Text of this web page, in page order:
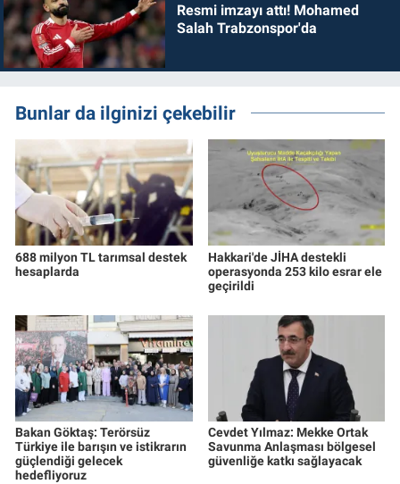
Resmi imzayı attı! Mohamed
Salah Trabzonspor'da
Bunlar da ilginizi çekebilir
688 milyon TL tarımsal destek
hesaplarda
Hakkari'de JİHA destekli
operasyonda 253 kilo esrar ele
geçirildi
Bakan Göktaş: Terörsüz
Türkiye ile barışın ve istikrarın
güçlendiği gelecek
hedefliyoruz
Cevdet Yılmaz: Mekke Ortak
Savunma Anlaşması bölgesel
güvenliğe katkı sağlayacak